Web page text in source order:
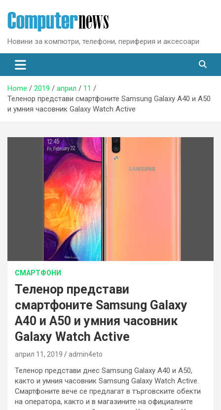
content
Новини за компютри, телефони, периферия и аксесоари
Home 2019 април
11
Теленор представи смартфоните Samsung Galaxy A40 и A50
и умния часовник Galaxy Watch Active
СМАРТФОНИ
Теленор представи
смартфоните Samsung Galaxy
A40 и A50 и умния часовник
Galaxy Watch Active
април 11, 2019 admin4eto
Теленор представи днес Samsung Galaxy A40 и А50,
както и умния часовник Samsung Galaxy Watch Active.
Смартфоните вече се предлагат в търговските обекти
на оператора, както и в магазините на официалните